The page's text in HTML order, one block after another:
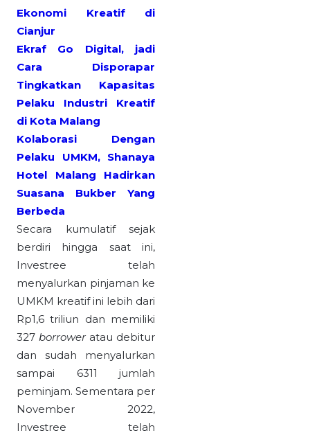
Ekonomi Kreatif di
Cianjur
Ekraf Go Digital, jadi
Cara Disporapar
Tingkatkan Kapasitas
Pelaku Industri Kreatif
di Kota Malang
Kolaborasi Dengan
Pelaku UMKM, Shanaya
Hotel Malang Hadirkan
Suasana Bukber Yang
Berbeda
Secara kumulatif sejak
berdiri hingga saat ini,
Investree telah
menyalurkan pinjaman ke
UMKM kreatif ini lebih dari
Rp1,6 triliun dan memiliki
327 borroweratau debitur
dan sudah menyalurkan
sampai 6311 jumlah
peminjam. Sementara per
November 2022,
Investree telah